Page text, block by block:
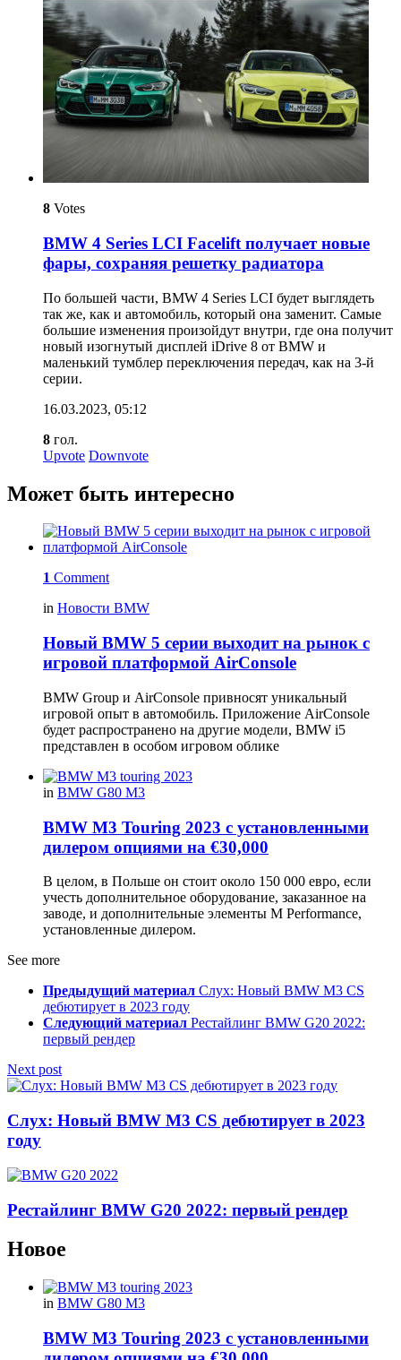
8 Votes
BMW 4 Series LCI Facelift получает новые
фары, сохраняя решетку радиатора
По большей части, BMW 4 Series LCI будет выглядеть
так же, как и автомобиль, который она заменит. Самые
большие изменения произойдут внутри, где она получит
новый изогнутый дисплей iDrive 8 от BMW и
маленький тумблер переключения передач, как на 3-й
серии.
16.03.2023, 05:12
8 гол.
Upvote Downvote
Может быть интересно
1 Comment
in Новости BMW
Новый BMW 5 серии выходит на рынок с
игровой платформой AirConsole
BMW Group и AirConsole привносят уникальный
игровой опыт в автомобиль. Приложение AirConsole
будет распространено на другие модели, BMW i5
представлен в особом игровом облике
in BMW G80 M3
BMW M3 Touring 2023 с установленными
дилером опциями на €30,000
В целом, в Польше он стоит около 150 000 евро, если
учесть дополнительное оборудование, заказанное на
заводе, и дополнительные элементы M Performance,
установленные дилером.
See more
Предыдущий материал Слух: Новый BMW M3 CS
дебютирует в 2023 году
Следующий материал Рестайлинг BMW G20 2022:
первый рендер
Next post
Слух: Новый BMW M3 CS дебютирует в 2023
году
Рестайлинг BMW G20 2022: первый рендер
Новое
in BMW G80 M3
BMW M3 Touring 2023 с установленными